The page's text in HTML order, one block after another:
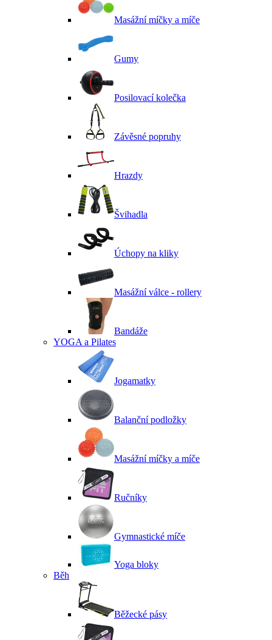
Masážní míčky a míče
Gumy
Posilovací kolečka
Závěsné popruhy
Hrazdy
Švihadla
Úchopy na kliky
Masážní válce - rollery
Bandáže
YOGA a Pilates
Jogamatky
Balanční podložky
Masážní míčky a míče
Ručníky
Gymnastické míče
Yoga bloky
Běh
Běžecké pásy